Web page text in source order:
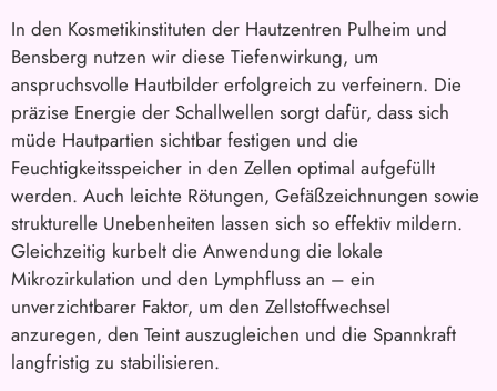
In den Kosmetikinstituten der Hautzentren Pulheim und
Bensberg nutzen wir diese Tiefenwirkung, um
anspruchsvolle Hautbilder erfolgreich zu verfeinern. Die
präzise Energie der Schallwellen sorgt dafür, dass sich
müde Hautpartien sichtbar festigen und die
Feuchtigkeitsspeicher in den Zellen optimal aufgefüllt
werden. Auch leichte Rötungen, Gefäßzeichnungen sowie
strukturelle Unebenheiten lassen sich so effektiv mildern.
Gleichzeitig kurbelt die Anwendung die lokale
Mikrozirkulation und den Lymphfluss an – ein
unverzichtbarer Faktor, um den Zellstoffwechsel
anzuregen, den Teint auszugleichen und die Spannkraft
langfristig zu stabilisieren.